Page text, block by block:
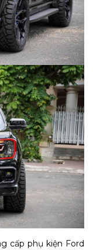
cấp phụ kiện Ford